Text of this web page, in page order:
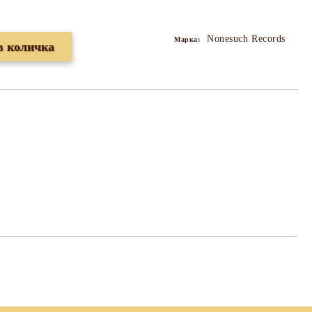
Марка: Nonesuch Records